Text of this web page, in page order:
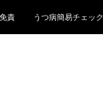
責 うつ病簡易チェック